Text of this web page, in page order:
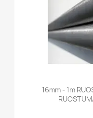
16mm - 1m